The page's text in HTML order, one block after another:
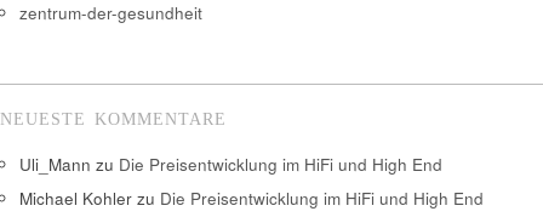
zentrum-der-gesundheit
NEUESTE KOMMENTARE
Uli_Mann zu Die Preisentwicklung im HiFi und High End
Michael Kohler zu Die Preisentwicklung im HiFi und High End